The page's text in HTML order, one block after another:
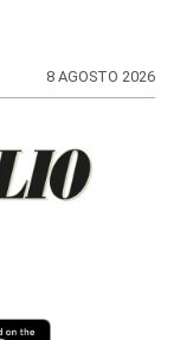
8 AGOSTO 2026